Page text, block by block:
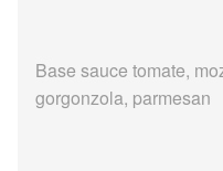
Base sauce tomate,
gorgonzola, parmesan